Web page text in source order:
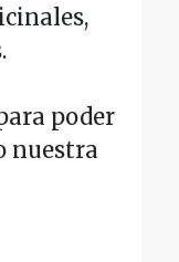
poder
nuestra